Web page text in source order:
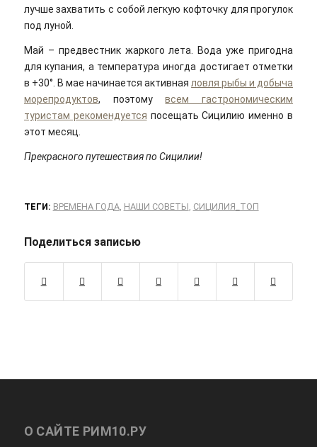
лучше захватить с собой легкую кофточку для прогулок
под луной.
Май – предвестник жаркого лета. Вода уже пригодна
для купания, а температура иногда достигает отметки
в +30°. В мае начинается активнаяловля рыбы и добыча
морепродуктов, поэтомувсем гастрономическим
туристам рекомендуется посещать Сицилию именно в
этот месяц.
Прекрасного путешествия по Сицилии!
ТЕГИ: ВРЕМЕНА ГОДА, НАШИ СОВЕТЫ, СИЦИЛИЯ_ТОП
Поделиться записью
О САЙТЕ РИМ10.РУ